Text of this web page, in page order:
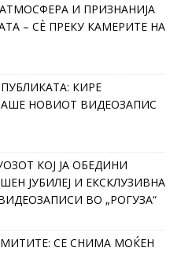
И ПРИЗНАНИЈА
– СÈ ПРЕКУ КАМЕРИТЕ НА
КИРЕ
НОВИОТ ВИДЕОЗАПИС
КОЈ ЈА ОБЕДИНИ
ЈУБИЛЕЈ И ЕКСКЛУЗИВНА
ВО „РОГУЗА“
СЕ СНИМА МОЌЕН